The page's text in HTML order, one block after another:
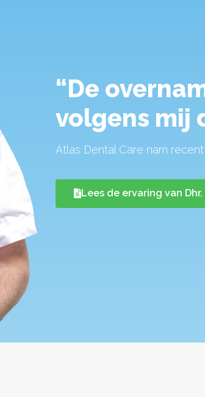
“De
volgens mij
Atlas Dental Care nam
Lees de ervaring van